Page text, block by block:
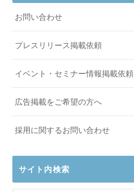
お問い合わせ
プレスリリース掲載依頼
イベント・セミナー情報掲載依頼
広告掲載をご希望の方へ
採用に関するお問い合わせ
サイト内検索